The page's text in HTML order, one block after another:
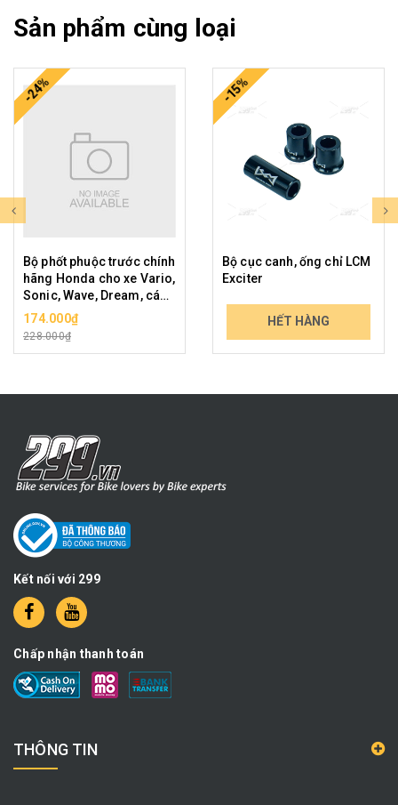
Sản phẩm cùng loại
-24%
Bộ phốt phuộc trước chính
hãng Honda cho xe Vario,
Sonic, Wave, Dream, các
xe phổ thông cỡ nhỏ
174.000₫
228.000₫
-15%
Bộ cục canh, ống chỉ LCM
Exciter
119.000₫HẾT HÀNG
Kết nối với 299
Chấp nhận thanh toán
THÔNG TIN